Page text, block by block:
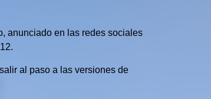
anunciado en las redes sociales
al paso a las versiones de